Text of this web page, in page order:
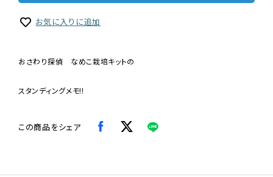
お気に入りに追加
おさわり探偵 なめこ栽培キットの
スタンディングメモ!!
この商品をシェア